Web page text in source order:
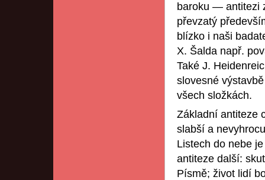
baroku — antitezi
převzatý
blízko i naši
X. Šalda např.
Také J.
slovesné
všech složkách.
Základní antiteze
slabší a
Listech do nebe
antiteze další:
Písmě; život lidí